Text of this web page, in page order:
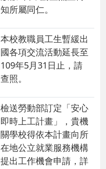
知所屬同仁。
本校教職員工生暫緩出
國各項交流活動延長至
109年5月31日止，請
查照。
檢送勞動部訂定「安心
即時上工計畫」，貴機
關學校得依本計畫向所
在地公立就業服務機構
提出工作機會申請，詳